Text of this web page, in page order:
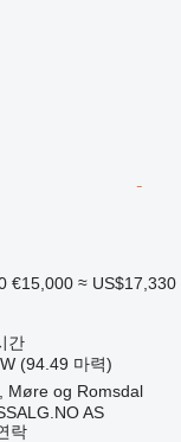
€15,000 ≈ US$17,330
간
(94.49 마력)
Møre og Romsdal
AS
락